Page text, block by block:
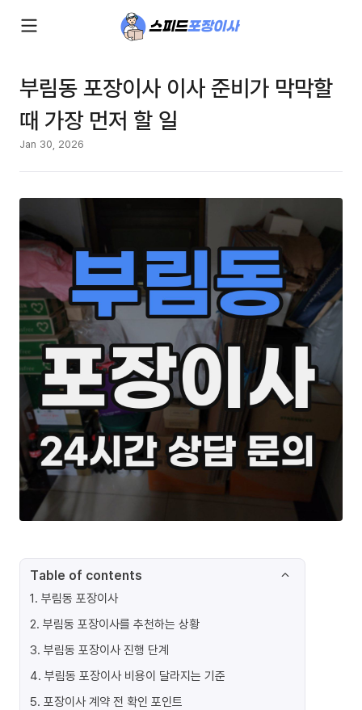
부림동 포장이사 이사 준비가 막막할
때 가장 먼저 할 일
Jan 30, 2026
Table of contents
1. 부림동 포장이사
2. 부림동 포장이사를 추천하는 상황
3. 부림동 포장이사 진행 단계
4. 부림동 포장이사 비용이 달라지는 기준
5. 포장이사 계약 전 확인 포인트